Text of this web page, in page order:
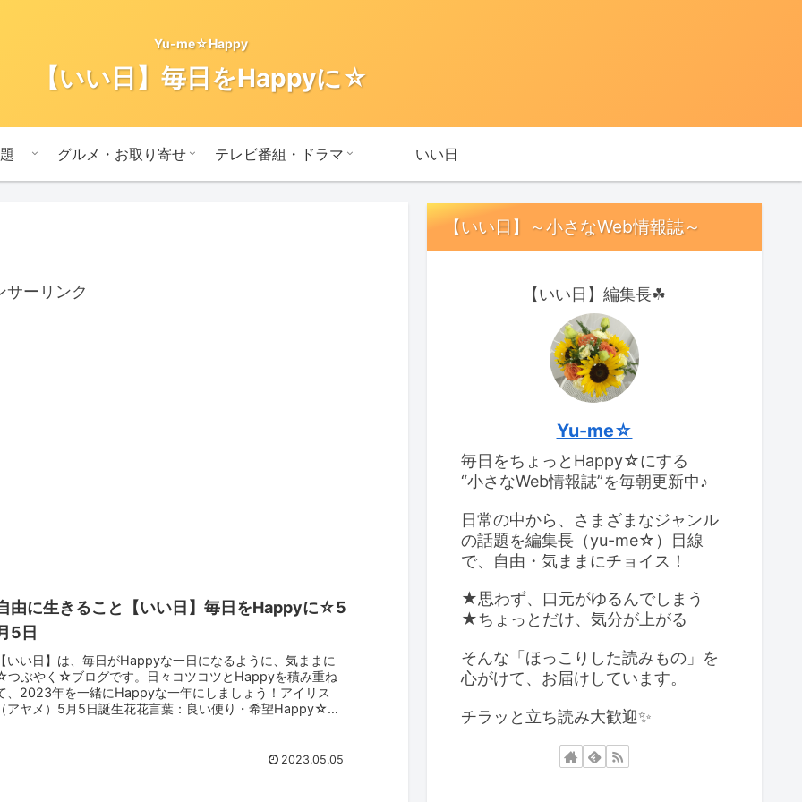
Yu-me☆Happy
【いい日】毎日をHappyに☆
グルメ・お取り寄せ テレビ番組・ドラマ いい日
サーリンク
由に生きること【いい日】毎日をHappyに☆5
5日
いい日】は、毎日がHappyな一日になるように、気ままに
ぶやく☆ブログです。日々コツコツとHappyを積み重ね
、2023年を一緒にHappyな一年にしましょう！アイリス
アヤメ）5月5日誕生花花言葉：良い便り・希望Happy☆つ
2023.05.05
【いい日】～小さなWeb情報誌～
【いい日】編集長☘
Yu-me☆
毎日をちょっとHappy☆にする
“小さなWeb情報誌”を毎朝更新中♪
日常の中から、さまざまなジャンル
の話題を編集長（yu-me☆）目線
で、自由・気ままにチョイス！
★思わず、口元がゆるんでしまう
★ちょっとだけ、気分が上がる
そんな「ほっこりした読みもの」を
心がけて、お届けしています。
チラッと立ち読み大歓迎✨️